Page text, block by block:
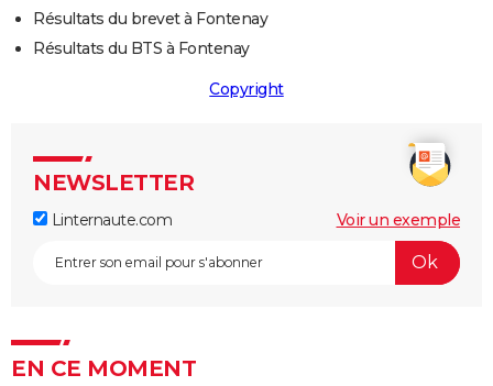
Résultats du brevet à Fontenay
Résultats du BTS à Fontenay
Copyright
NEWSLETTER
Linternaute.com Voir un exemple
EN CE MOMENT